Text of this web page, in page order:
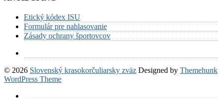
Etický kódex ISU
Formulár pre nahlasovanie
Zásady ochrany športovcov
© 2026 Slovenský krasokorčuliarsky zväz Designed by Themehunk
WordPress Theme